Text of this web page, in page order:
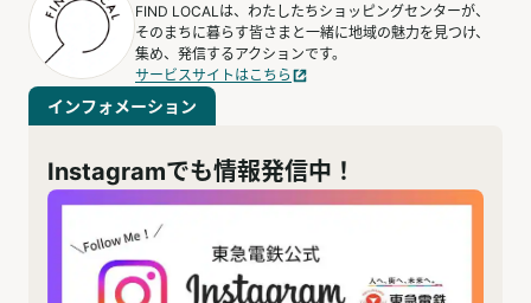
FIND LOCALは、わたしたちショッピングセンターが、
そのまちに暮らす皆さまと一緒に地域の魅力を見つけ、
集め、発信するアクションです。
サービスサイトはこちら
インフォメーション
Instagramでも情報発信中！